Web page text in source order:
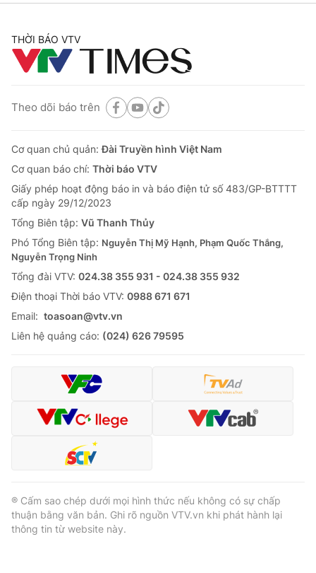
THỜI BÁO VTV
Theo dõi báo trên
Cơ quan chủ quản:Đài Truyền hình Việt Nam
Cơ quan báo chí: Thời báo VTV
Giấy phép hoạt động báo in và báo điện tử số 483/GP-BTTTT
cấp ngày 29/12/2023
Tổng Biên tập: Vũ Thanh Thủy
Phó Tổng Biên tập: Nguyễn Thị Mỹ Hạnh, Phạm Quốc Thắng,
Nguyễn Trọng Ninh
Tổng đài VTV: 024.38 355 931 - 024.38 355 932
Ðiện thoại Thời báo VTV: 0988 671 671
Email: toasoan@vtv.vn
Liên hệ quảng cáo: (024) 626 79595
® Cấm sao chép dưới mọi hình thức nếu không có sự chấp
thuận bằng văn bản. Ghi rõ nguồn VTV.vn khi phát hành lại
thông tin từ website này.